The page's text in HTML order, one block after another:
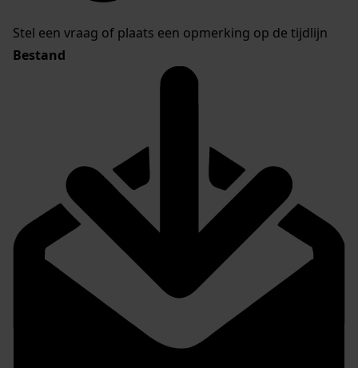
Stel een vraag of plaats een opmerking op de tijdlijn
Bestand